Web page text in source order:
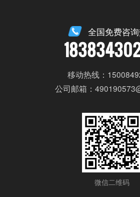
全国免费咨
移动热线：
公司邮箱：
微信二维码